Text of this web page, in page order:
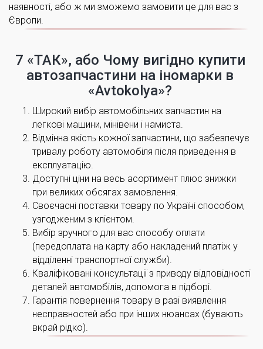
наявності, або ж ми зможемо замовити це для вас з
Європи.
7 «ТАК», або Чому вигідно купити
автозапчастини на іномарки в
«Avtokolya»?
Широкий вибір автомобільних запчастин на
легкові машини, мінівени і намиста.
Відмінна якість кожної запчастини, що забезпечує
тривалу роботу автомобіля після приведення в
експлуатацію.
Доступні ціни на весь асортимент плюс знижки
при великих обсягах замовлення.
Своєчасні поставки товару по Україні способом,
узгодженим з клієнтом.
Вибір зручного для вас способу оплати
(передоплата на карту або накладений платіж у
відділенні транспортної служби).
Кваліфіковані консультації з приводу відповідності
деталей автомобілів, допомога в підборі.
Гарантія повернення товару в разі виявлення
несправностей або при інших нюансах (бувають
вкрай рідко).